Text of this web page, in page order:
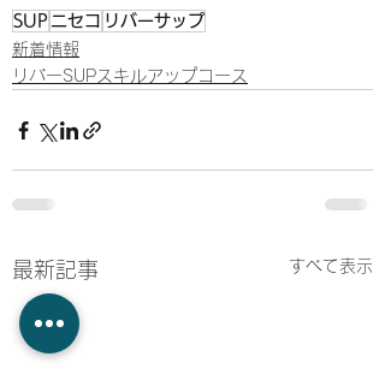
SUP ニセコ リバーサップ
新着情報
リバーSUPスキルアップコース
最新記事 すべて表示